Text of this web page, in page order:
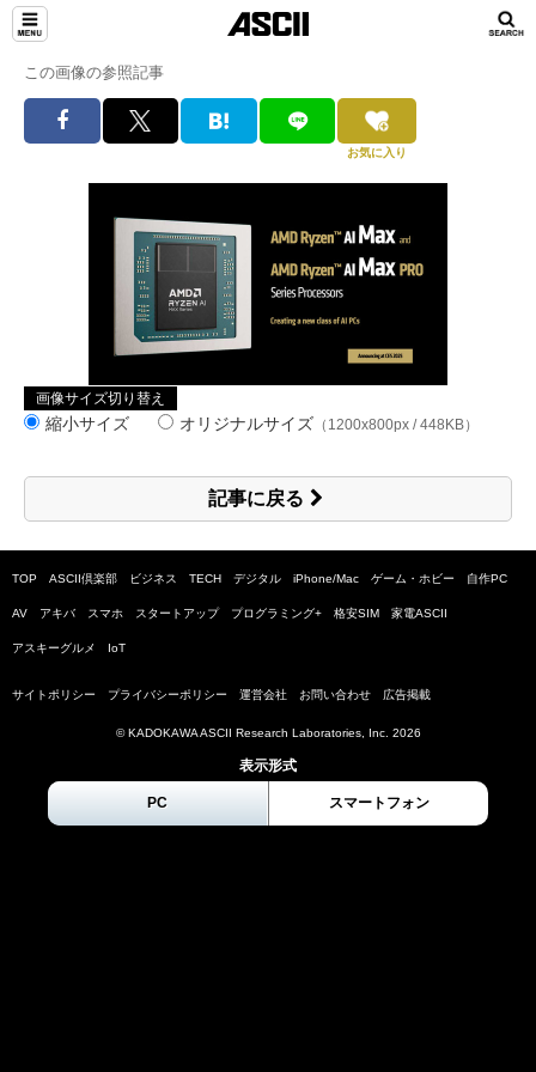
この画像の参照記事
お気に入り
画像サイズ切り替え
縮小サイズ オリジナルサイズ （1200x800px / 448KB）
記事に戻る
TOP ASCII倶楽部 ビジネス TECH デジタル iPhone/Mac ゲーム・ホビー 自作PC
AV アキバ スマホ スタートアップ プログラミング+ 格安SIM 家電ASCII
アスキーグルメ IoT
サイトポリシー プライバシーポリシー 運営会社 お問い合わせ 広告掲載
© KADOKAWA ASCII Research Laboratories, Inc. 2026
表示形式
PC スマートフォン